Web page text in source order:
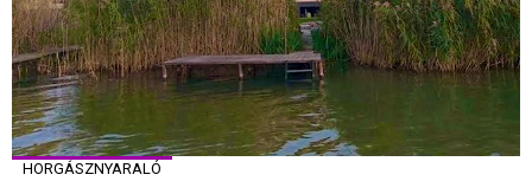
HORGÁSZNYARALÓ